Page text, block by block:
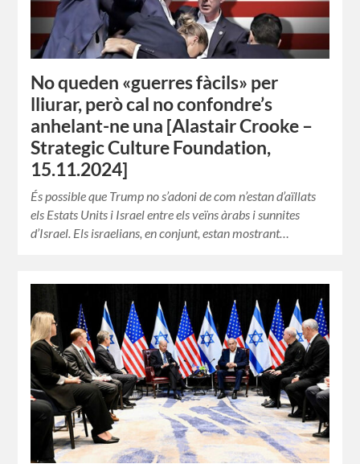
No queden «guerres fàcils» per
lliurar, però cal no confondre’s
anhelant-ne una [Alastair Crooke –
Strategic Culture Foundation,
15.11.2024]
És possible que Trump no s’adoni de com n’estan d’aïllats
els Estats Units i Israel entre els veïns àrabs i sunnites
d’Israel. Els israelians, en conjunt, estan mostrant…